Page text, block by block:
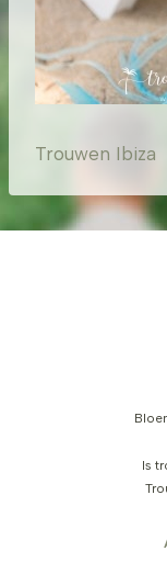
Trouwen Ibiza
Is